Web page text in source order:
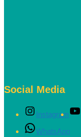
Social Media
Instagram
WhatsApp